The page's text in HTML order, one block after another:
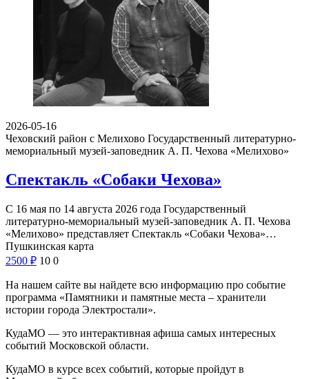
2026-05-16
Чеховский район с Мелихово Государственный литературно-
мемориальный музей-заповедник А. П. Чехова «Мелихово»
Спектакль «Собаки Чехова»
С 16 мая по 14 августа 2026 года Государственный
литературно-мемориальный музей-заповедник А. П. Чехова
«Мелихово» представляет Спектакль «Собаки Чехова»…
Пушкинская карта
2500 ₽ 10 0
На нашем сайте вы найдете всю информацию про событие
программа «Памятники и памятные места – хранители
истории города Электростали».
КудаМО — это интерактивная афиша самых интересных
событий Московской области.
КудаМО в курсе всех событий, которые пройдут в